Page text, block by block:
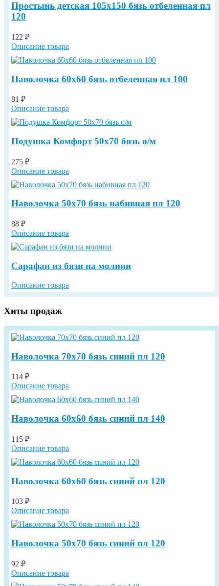
Простынь детская 105х150 бязь отбеленная пл
120
122 ₽
Описание товара
Наволочка 60х60 бязь отбеленная пл 100
81 ₽
Описание товара
Подушка Комфорт 50х70 бязь о/м
275 ₽
Описание товара
Наволочка 50х70 бязь набивная пл 120
88 ₽
Описание товара
Сарафан из бязи на молнии
Описание товара
Хиты продаж
Наволочка 70х70 бязь синий пл 120
114 ₽
Описание товара
Наволочка 60х60 бязь синий пл 140
115 ₽
Описание товара
Наволочка 60х60 бязь синий пл 120
103 ₽
Описание товара
Наволочка 50х70 бязь синий пл 120
92 ₽
Описание товара